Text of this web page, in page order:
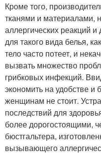
Кроме того,
тканями и
аллергических реакций
для такого вида белья,
тело часто потеет, и
вызвать множество
грибковых инфекций.
экономить на удобстве и
женщинам не стоит.
последствий для
более дорогостоящими,
бюстгальтера,
вызывающего